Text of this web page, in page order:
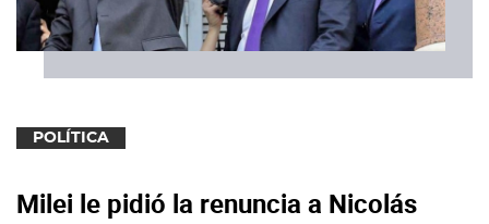
POLÍTICA
Milei le pidió la renuncia a Nicolás